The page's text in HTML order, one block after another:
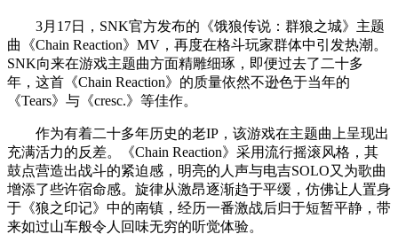
3月17日，SNK官方发布的《饿狼传说：群狼之城》主题
曲《Chain Reaction》MV，再度在格斗玩家群体中引发热潮。
SNK向来在游戏主题曲方面精雕细琢，即便过去了二十多
年，这首《Chain Reaction》的质量依然不逊色于当年的
《Tears》与《cresc.》等佳作。
作为有着二十多年历史的老IP，该游戏在主题曲上呈现出
充满活力的反差。《Chain Reaction》采用流行摇滚风格，其
鼓点营造出战斗的紧迫感，明亮的人声与电吉SOLO又为歌曲
增添了些许宿命感。旋律从激昂逐渐趋于平缓，仿佛让人置身
于《狼之印记》中的南镇，经历一番激战后归于短暂平静，带
来如过山车般令人回味无穷的听觉体验。